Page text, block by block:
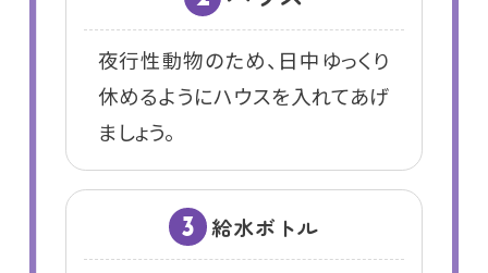
夜行性動物のため、日中ゆっくり
休めるようにハウスを入れてあげ
ましょう。
3 給水ボトル